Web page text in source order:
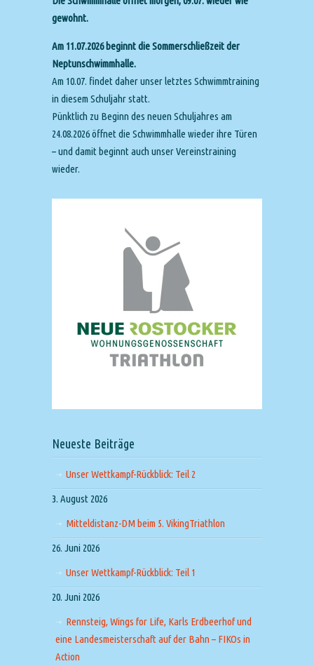
gewohnt.
Am 11.07.2026 beginnt die Sommerschließzeit der
Neptunschwimmhalle.
Am 10.07. findet daher unser letztes Schwimmtraining
in diesem Schuljahr statt.
Pünktlich zu Beginn des neuen Schuljahres am
24.08.2026 öffnet die Schwimmhalle wieder ihre Türen
– und damit beginnt auch unser Vereinstraining
wieder.
Neueste Beiträge
Unser Wettkampf-Rückblick: Teil 2
3. August 2026
Mitteldistanz-DM beim 5. VikingTriathlon
26. Juni 2026
Unser Wettkampf-Rückblick: Teil 1
20. Juni 2026
Rennsteig, Wings for Life, Karls Erdbeerhof und
eine Landesmeisterschaft auf der Bahn – FIKOs in
Action